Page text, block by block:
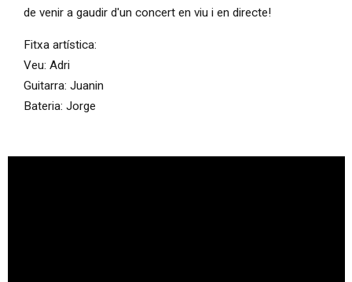
de venir a gaudir d'un concert en viu i en directe!
Fitxa artística:
Veu: Adri
Guitarra: Juanin
Bateria: Jorge